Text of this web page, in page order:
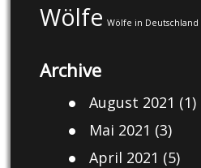
Wölfe Wölfe in Deutschland
Archive
August 2021 (1)
Mai 2021 (3)
April 2021 (5)